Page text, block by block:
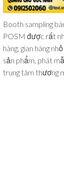
Booth sampling
POSM được rất
hàng, gian hàng
sản phẩm, phát
trung tâm thương